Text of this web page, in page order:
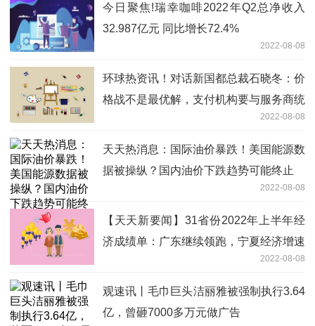
今日聚焦!瑞幸咖啡2022年Q2总净收入
32.987亿元 同比增长72.4%
2022-08-08
环球热资讯！对话新国都总裁石晓冬：价
格战不是最优解，支付机构要与服务商统
2022-08-08
天天热消息：国际油价暴跌！美国能源数
据被操纵？国内油价下跌趋势可能终止
2022-08-08
【天天新要闻】31省份2022年上半年经
济成绩单：广东继续领跑，宁夏经济增速
2022-08-08
观速讯丨毛巾巨头洁丽雅被强制执行3.64
亿，曾砸7000多万元做广告